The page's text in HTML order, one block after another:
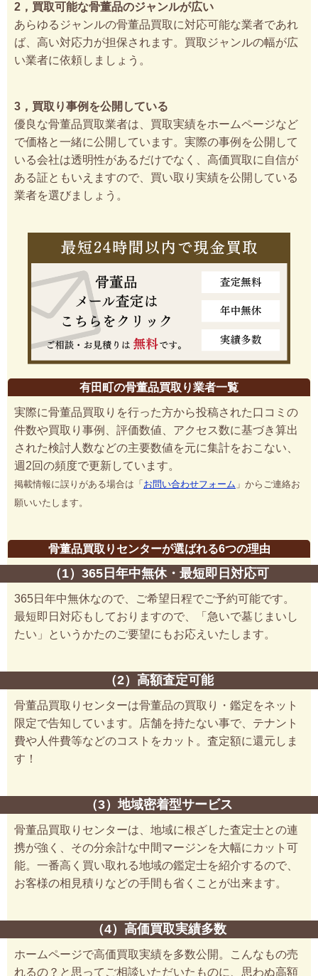
2，買取可能な骨董品のジャンルが広い
あらゆるジャンルの骨董品買取に対応可能な業者であれ
ば、高い対応力が担保されます。買取ジャンルの幅が広
い業者に依頼しましょう。
3，買取り事例を公開している
優良な骨董品買取業者は、買取実績をホームページなど
で価格と一緒に公開しています。実際の事例を公開して
いる会社は透明性があるだけでなく、高価買取に自信が
ある証ともいえますので、買い取り実績を公開している
業者を選びましょう。
有田町の骨董品買取り業者一覧
実際に骨董品買取りを行った方から投稿された口コミの
件数や買取り事例、評価数値、アクセス数に基づき算出
された検討人数などの主要数値を元に集計をおこない、
週2回の頻度で更新しています。
掲載情報に誤りがある場合は「 お問い合わせフォーム 」からご連絡お
願いいたします。
骨董品買取りセンターが選ばれる6つの理由
（1）365日年中無休・最短即日対応可
365日年中無休なので、ご希望日程でご予約可能です。
最短即日対応もしておりますので、「急いで墓じまいし
たい」というかたのご要望にもお応えいたします。
（2）高額査定可能
骨董品買取りセンターは骨董品の買取り・鑑定をネット
限定で告知しています。店舗を持たない事で、テナント
費や人件費等などのコストをカット。査定額に還元しま
す！
（3）地域密着型サービス
骨董品買取りセンターは、地域に根ざした査定士との連
携が強く、その分余計な中間マージンを大幅にカット可
能。一番高く買い取れる地域の鑑定士を紹介するので、
お客様の相見積りなどの手間も省くことが出来ます。
（4）高価買取実績多数
ホームページで高価買取実績を多数公開。こんなもの売
れるの？と思ってご相談いただいたものに、思わぬ高額